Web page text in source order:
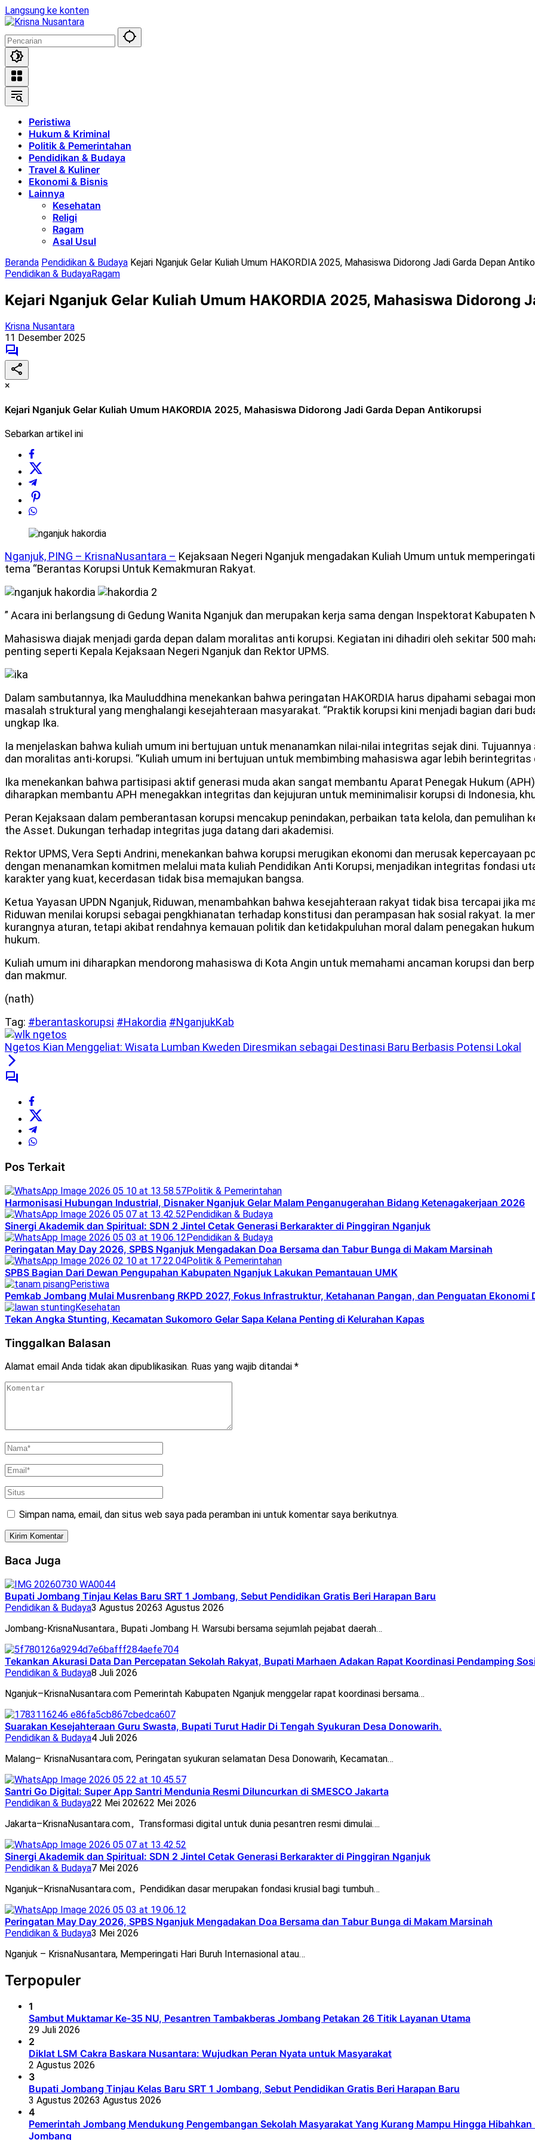
Langsung ke konten
Peristiwa
Hukum & Kriminal
Politik & Pemerintahan
Pendidikan & Budaya
Travel & Kuliner
Ekonomi & Bisnis
Lainnya
Kesehatan
Religi
Ragam
Asal Usul
Beranda Pendidikan & Budaya Kejari Nganjuk Gelar Kuliah Umum HAKORDIA 2025, Mahasiswa Didorong Jadi Garda Depan
Pendidikan & BudayaRagam
Kejari Nganjuk Gelar Kuliah Umum HAKORDIA 2025, Mahasiswa Didorong
Krisna Nusantara
11 Desember 2025
×
Kejari Nganjuk Gelar Kuliah Umum HAKORDIA 2025, Mahasiswa Didorong Jadi Garda Depan Antikorupsi
Sebarkan artikel ini
Nganjuk, PING – KrisnaNusantara – Kejaksaan Negeri Nganjuk mengadakan Kuliah Umum untuk
tema “Berantas Korupsi Untuk Kemakmuran Rakyat.
” Acara ini berlangsung di Gedung Wanita Nganjuk dan merupakan kerja sama dengan Inspektorat Kabupaten
Mahasiswa diajak menjadi garda depan dalam moralitas anti korupsi. Kegiatan ini dihadiri oleh sekitar 500
penting seperti Kepala Kejaksaan Negeri Nganjuk dan Rektor UPMS.
Dalam sambutannya, Ika Mauluddhina menekankan bahwa peringatan HAKORDIA harus dipahami sebagai
masalah struktural yang menghalangi kesejahteraan masyarakat. “Praktik korupsi kini menjadi bagian dari
ungkap Ika.
Ia menjelaskan bahwa kuliah umum ini bertujuan untuk menanamkan nilai-nilai integritas sejak dini.
dan moralitas anti-korupsi. “Kuliah umum ini bertujuan untuk membimbing mahasiswa agar lebih berintegritas
Ika menekankan bahwa partisipasi aktif generasi muda akan sangat membantu Aparat Penegak Hukum
diharapkan membantu APH menegakkan integritas dan kejujuran untuk meminimalisir korupsi di Indonesia,
Peran Kejaksaan dalam pemberantasan korupsi mencakup penindakan, perbaikan tata kelola, dan pemulihan
the Asset. Dukungan terhadap integritas juga datang dari akademisi.
Rektor UPMS, Vera Septi Andrini, menekankan bahwa korupsi merugikan ekonomi dan merusak kepercayaan
dengan menanamkan komitmen melalui mata kuliah Pendidikan Anti Korupsi, menjadikan integritas fondasi
karakter yang kuat, kecerdasan tidak bisa memajukan bangsa.
Ketua Yayasan UPDN Nganjuk, Riduwan, menambahkan bahwa kesejahteraan rakyat tidak bisa tercapai jika
Riduwan menilai korupsi sebagai pengkhianatan terhadap konstitusi dan perampasan hak sosial rakyat. Ia
kurangnya aturan, tetapi akibat rendahnya kemauan politik dan ketidakpuluhan moral dalam penegakan
hukum.
Kuliah umum ini diharapkan mendorong mahasiswa di Kota Angin untuk memahami ancaman korupsi dan
dan makmur.
(nath)
Tag: #berantaskorupsi #Hakordia #NganjukKab
Ngetos Kian Menggeliat: Wisata Lumban Kweden Diresmikan sebagai Destinasi Baru Berbasis Potensi Lokal
Pos Terkait
Politik & Pemerintahan
Harmonisasi Hubungan Industrial, Disnaker Nganjuk Gelar Malam Penganugerahan Bidang Ketenagakerjaan 2026
Pendidikan & Budaya
Sinergi Akademik dan Spiritual: SDN 2 Jintel Cetak Generasi Berkarakter di Pinggiran Nganjuk
Pendidikan & Budaya
Peringatan May Day 2026, SPBS Nganjuk Mengadakan Doa Bersama dan Tabur Bunga di Makam Marsinah
Politik & Pemerintahan
SPBS Bagian Dari Dewan Pengupahan Kabupaten Nganjuk Lakukan Pemantauan UMK
Peristiwa
Pemkab Jombang Mulai Musrenbang RKPD 2027, Fokus Infrastruktur, Ketahanan Pangan, dan Penguatan Ekonomi
Kesehatan
Tekan Angka Stunting, Kecamatan Sukomoro Gelar Sapa Kelana Penting di Kelurahan Kapas
Tinggalkan Balasan
Alamat email Anda tidak akan dipublikasikan. Ruas yang wajib ditandai *
Simpan nama, email, dan situs web saya pada peramban ini untuk komentar saya berikutnya.
Baca Juga
Bupati Jombang Tinjau Kelas Baru SRT 1 Jombang, Sebut Pendidikan Gratis Beri Harapan Baru
Pendidikan & Budaya3 Agustus 20263 Agustus 2026
Jombang-KrisnaNusantara., Bupati Jombang H. Warsubi bersama sejumlah pejabat daerah…
Tekankan Akurasi Data Dan Percepatan Sekolah Rakyat, Bupati Marhaen Adakan Rapat Koordinasi Pendamping
Pendidikan & Budaya8 Juli 2026
Nganjuk–KrisnaNusantara.com Pemerintah Kabupaten Nganjuk menggelar rapat koordinasi bersama…
Suarakan Kesejahteraan Guru Swasta, Bupati Turut Hadir Di Tengah Syukuran Desa Donowarih.
Pendidikan & Budaya4 Juli 2026
Malang– KrisnaNusantara.com, Peringatan syukuran selamatan Desa Donowarih, Kecamatan…
Santri Go Digital: Super App Santri Mendunia Resmi Diluncurkan di SMESCO Jakarta
Pendidikan & Budaya22 Mei 202622 Mei 2026
Jakarta–KrisnaNusantara.com., Transformasi digital untuk dunia pesantren resmi dimulai….
Sinergi Akademik dan Spiritual: SDN 2 Jintel Cetak Generasi Berkarakter di Pinggiran Nganjuk
Pendidikan & Budaya7 Mei 2026
Nganjuk–KrisnaNusantara.com., Pendidikan dasar merupakan fondasi krusial bagi tumbuh…
Peringatan May Day 2026, SPBS Nganjuk Mengadakan Doa Bersama dan Tabur Bunga di Makam Marsinah
Pendidikan & Budaya3 Mei 2026
Nganjuk – KrisnaNusantara, Memperingati Hari Buruh Internasional atau…
Terpopuler
1
Sambut Muktamar Ke-35 NU, Pesantren Tambakberas Jombang Petakan 26 Titik Layanan Utama
29 Juli 2026
2
Diklat LSM Cakra Baskara Nusantara: Wujudkan Peran Nyata untuk Masyarakat
2 Agustus 2026
3
Bupati Jombang Tinjau Kelas Baru SRT 1 Jombang, Sebut Pendidikan Gratis Beri Harapan Baru
3 Agustus 20263 Agustus 2026
4
Pemerintah Jombang Mendukung Pengembangan Sekolah Masyarakat Yang Kurang Mampu Hingga
Jombang